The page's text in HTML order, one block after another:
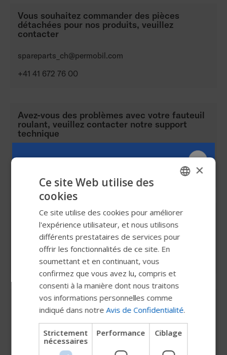
Vous souhaitez commander des pièces
détachées pour nos produits, veuillez
contacter
spareparts_ch@permobil.com
+41 41 672 76 00
Avez-vous des problèmes avec votre fauteuil
roulant, veuillez contacter notre support
technique
techsupport_ch@permobil.com
Si vous avez des questions ou des besoins en
matière de marketing, veuillez envoyer un e-
mail à :
marketing_ch@permobil.com
Bon de retour / Demande de garantie /
Borderau d'accompagnement Roho
Si vous souhaitezretourner des articles, veuillez
utiliser le formulaire "Bon_de_retour_CH".
SWEDISH
DUTCH
GERMAN
DANISH
NORWEGIAN
CHINESE (SIMPLIFIED)
×
Ce site Web utilise des
cookies
Ce site utilise des cookies pour améliorer
l'expérience utilisateur, et nous utilisons
différents prestataires de services pour
offrir les fonctionnalités de ce site. En
soumettant et en continuant, vous
confirmez que vous avez lu, compris et
consenti à la manière dont nous traitons
vos informations personnelles comme
indiqué dans notreAvis de Confidentialité.
Strictement
nécessaires
Performance Ciblage